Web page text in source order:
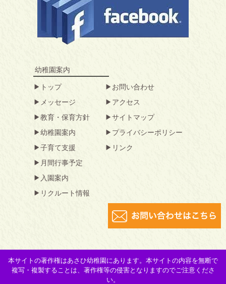
幼稚園案内
トップ
メッセージ
教育・保育方針
幼稚園案内
子育て支援
月間行事予定
入園案内
リクルート情報
お問い合わせ
アクセス
サイトマップ
プライバシーポリシー
リンク
本サイトの著作権はあさひ幼稚園にあります。本サイトの内容を無断で
複写・複製することは、著作権等の侵害となりますのでご注意くださ
い。